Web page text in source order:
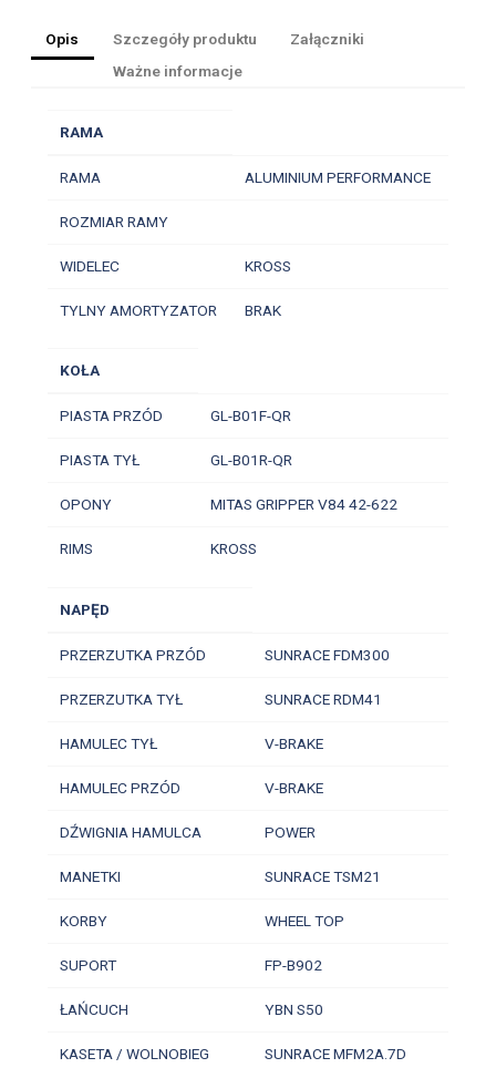
Opis Szczegóły produktu
Załączniki
Ważne informacje
RAMA
RAMA ALUMINIUM PERFORMANCE
ROZMIAR RAMY
WIDELEC KROSS
TYLNY AMORTYZATOR BRAK
KOŁA
PIASTA PRZÓD GL-B01F-QR
PIASTA TYŁ GL-B01R-QR
OPONY MITAS GRIPPER V84 42-622
RIMS KROSS
NAPĘD
PRZERZUTKA PRZÓD SUNRACE FDM300
PRZERZUTKA TYŁ SUNRACE RDM41
HAMULEC TYŁ V-BRAKE
HAMULEC PRZÓD V-BRAKE
DŹWIGNIA HAMULCA POWER
MANETKI SUNRACE TSM21
KORBY WHEEL TOP
SUPORT FP-B902
ŁAŃCUCH YBN S50
KASETA / WOLNOBIEG SUNRACE MFM2A.7D